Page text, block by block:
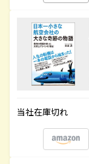
当社在庫切れ